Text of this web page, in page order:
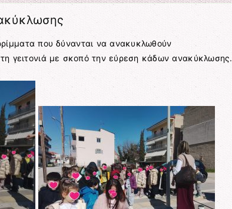
που δύνανται να ανακυκλωθούν
γειτονιά με σκοπό την εύρεση κάδων ανακύκλωσης.